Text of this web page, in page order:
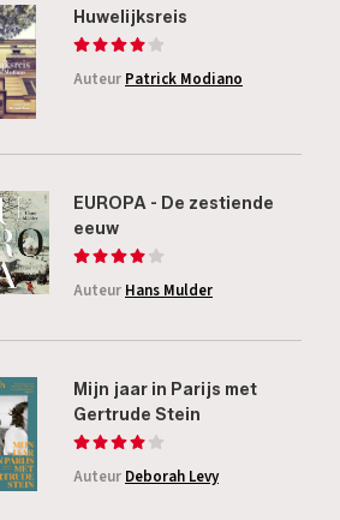
Huwelijksreis
Auteur Patrick Modiano
EUROPA - De zestiende
eeuw
Auteur Hans Mulder
Mijn jaar in Parijs met
Gertrude Stein
Auteur Deborah Levy